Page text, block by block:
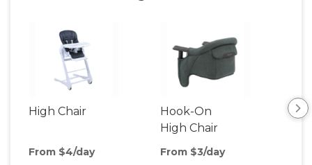
High Chair
From $4/day
Hook-On
High Chair
From $3/day